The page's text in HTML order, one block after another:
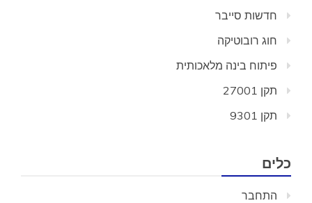
חדשות סייבר
חוג רובוטיקה
פיתוח בינה מלאכותית
תקן 27001
תקן 9301
כלים
התחבר